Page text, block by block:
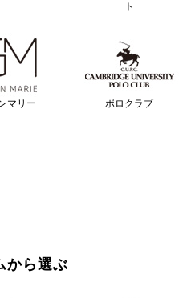
ト
マリー ポロクラブ
から選ぶ